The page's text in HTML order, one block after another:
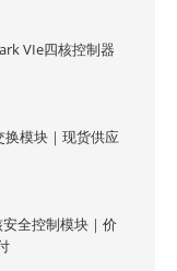
VIe四核控制器
换模块｜现货供应
安全控制模块｜价